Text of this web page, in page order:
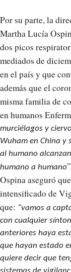
Por su parte, la
Martha Lucía
dos picos
mediados de
en el país y que
además que el
misma familia de
en humanos
murciélagos y
Wuham en China y
al humano
humano a humano
Ospina aseguró
intensificado de
que: “vamos a
con cualquier
anteriores haya
que hayan estado
quiere decir que